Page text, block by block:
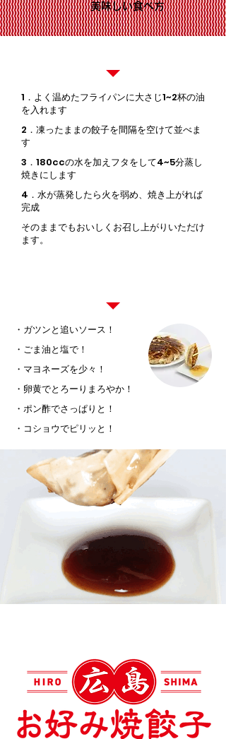
美味しい食べ方
1．よく温めたフライパンに大さじ1~2杯の油
を入れます
2．凍ったままの餃子を間隔を空けて並べま
す
3．180ccの水を加えフタをして4~5分蒸し
焼きにします
4．水が蒸発したら火を弱め、焼き上がれば
完成
そのままでもおいしくお召し上がりいただけ
ます。
・ガツンと追いソース！
・ごま油と塩で！
・マヨネーズを少々！
・卵黄でとろーりまろやか！
・ポン酢でさっぱりと！
・コショウでピリッと！